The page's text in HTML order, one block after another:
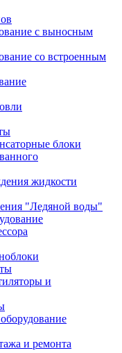
с выносным
со встроенным
блоки
жидкости
"Ледяной воды"
и
и ремонта